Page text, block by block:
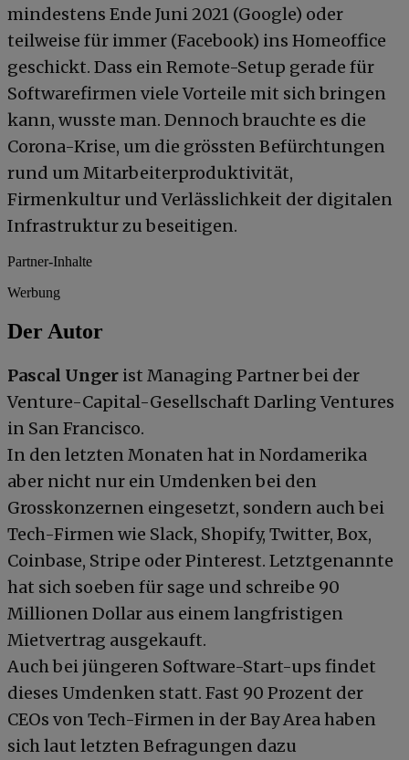
mindestens Ende Juni 2021 (Google) oder
teilweise für immer (Facebook) ins Homeoffice
geschickt. Dass ein Remote-Setup gerade für
Softwarefirmen viele Vorteile mit sich bringen
kann, wusste man. Dennoch brauchte es die
Corona-Krise, um die grössten Befürchtungen
rund um Mitarbeiterproduktivität,
Firmenkultur und Verlässlichkeit der digitalen
Infrastruktur zu beseitigen.
Partner-Inhalte
Werbung
Der Autor
Pascal Unger ist Managing Partner bei der
Venture-Capital-Gesellschaft Darling Ventures
in San Francisco.
In den letzten Monaten hat in Nordamerika
aber nicht nur ein Umdenken bei den
Grosskonzernen eingesetzt, sondern auch bei
Tech-Firmen wie Slack, Shopify, Twitter, Box,
Coinbase, Stripe oder Pinterest. Letztgenannte
hat sich soeben für sage und schreibe 90
Millionen Dollar aus einem langfristigen
Mietvertrag ausgekauft.
Auch bei jüngeren Software-Start-ups findet
dieses Umdenken statt. Fast 90 Prozent der
CEOs von Tech-Firmen in der Bay Area haben
sich laut letzten Befragungen dazu